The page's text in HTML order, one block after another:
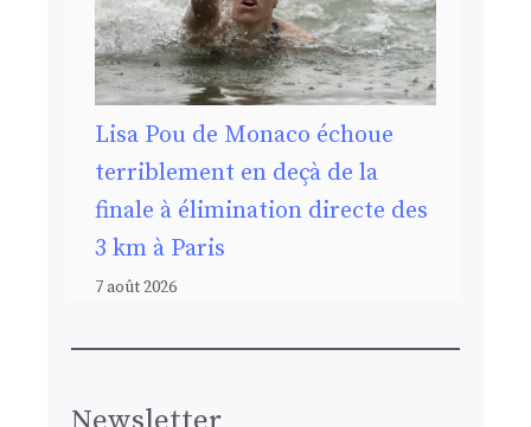
Lisa Pou de Monaco échoue
terriblement en deçà de la
finale à élimination directe des
3 km à Paris
7 août 2026